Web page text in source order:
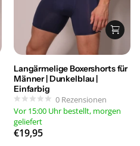
Langärmelige Boxershorts für
Männer | Dunkelblau |
Einfarbig
0 Rezensionen
Vor 15:00 Uhr bestellt, morgen
geliefert
€19,95